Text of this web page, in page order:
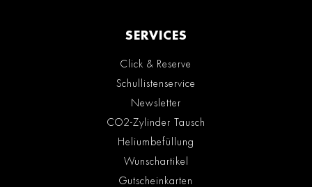
SERVICES
Click & Reserve
Schullistenservice
Newsletter
CO2-Zylinder Tausch
Heliumbefüllung
Wunschartikel
Gutscheinkarten